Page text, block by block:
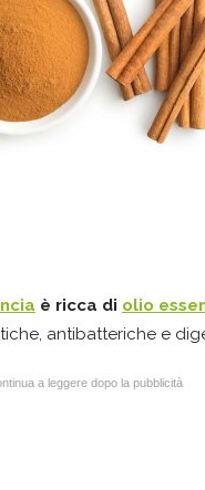
è ricca di olio
antibatteriche e
a leggere dopo la pubblicità